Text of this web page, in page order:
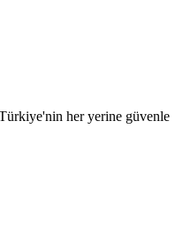
her yerine güvenle